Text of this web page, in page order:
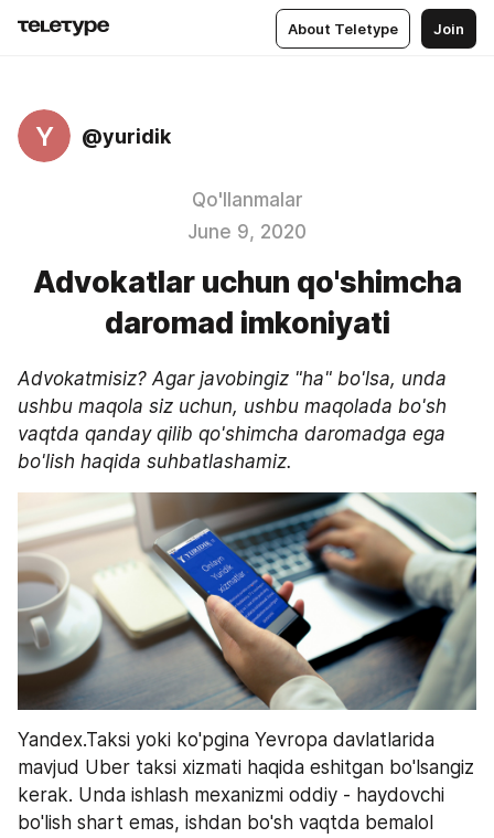
About Teletype Join
Y @yuridik
Qo'llanmalar
June 9, 2020
Advokatlar uchun qo'shimcha
daromad imkoniyati
Advokatmisiz? Agar javobingiz "ha" bo'lsa, unda
ushbu maqola siz uchun, ushbu maqolada bo'sh
vaqtda qanday qilib qo'shimcha daromadga ega
bo'lish haqida suhbatlashamiz.
Yandex.Taksi yoki ko'pgina Yevropa davlatlarida
mavjud Uber taksi xizmati haqida eshitgan bo'lsangiz
kerak. Unda ishlash mexanizmi oddiy - haydovchi
bo'lish shart emas, ishdan bo'sh vaqtda bemalol